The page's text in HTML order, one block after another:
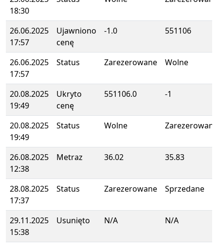
18:30
26.06.2025
17:57
Ujawniono
cenę
-1.0 551106
26.06.2025
17:57
Status Zarezerowane Wolne
20.08.2025
19:49
Ukryto
cenę
551106.0 -1
20.08.2025
19:49
Status Wolne Zarezerowane
26.08.2025
12:38
Metraz 36.02 35.83
28.08.2025
17:37
Status Zarezerowane Sprzedane
29.11.2025
15:38
Usunięto N/A N/A